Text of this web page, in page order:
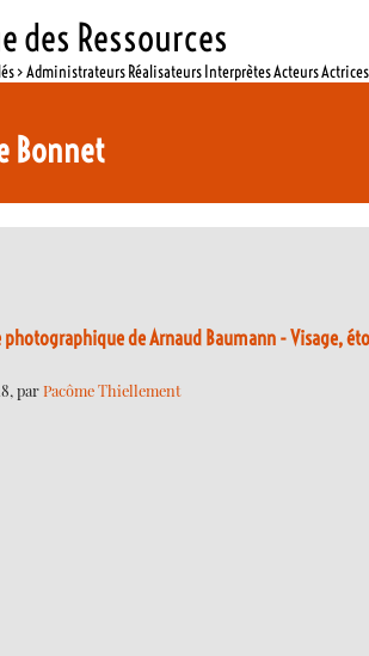
des Ressources
> Administrateurs Réalisateurs Interprètes Acteurs
Bonnet
de Arnaud Baumann - Visage,
parPacôme Thiellement